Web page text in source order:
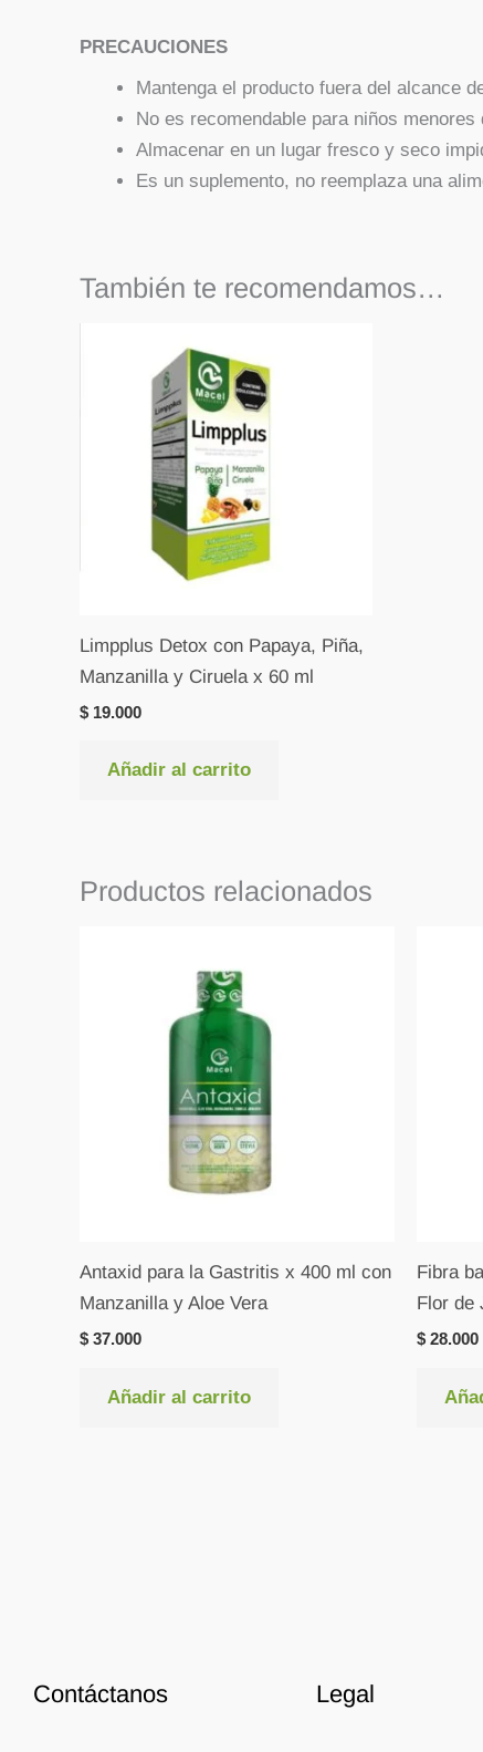
PRECAUCIONES
Mantenga el producto fuera del alcance
No es recomendable para niños menores
Almacenar en un lugar fresco y seco
Es un suplemento, no reemplaza una
También te recomendamos…
Limpplus Detox con Papaya, Piña,
Manzanilla y Ciruela x 60 ml
$ 19.000
Añadir al carrito
Productos relacionados
Antaxid para la Gastritis x 400 ml con
Manzanilla y Aloe Vera
$ 37.000
Añadir al carrito
Fibra
Flor de
$ 28.000
Contáctanos Legal